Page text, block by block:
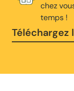
chez
temps !
Téléchargez